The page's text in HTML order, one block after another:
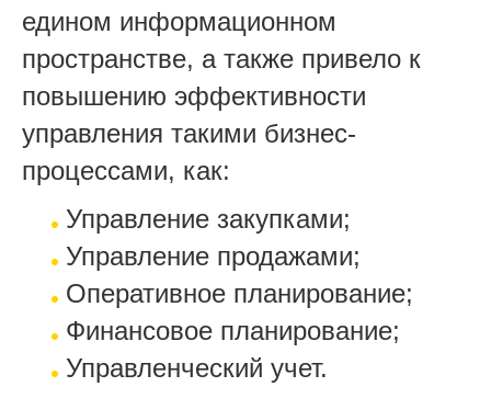
едином информационном
пространстве, а также привело к
повышению эффективности
управления такими бизнес-
процессами, как:
Управление закупками;
Управление продажами;
Оперативное планирование;
Финансовое планирование;
Управленческий учет.